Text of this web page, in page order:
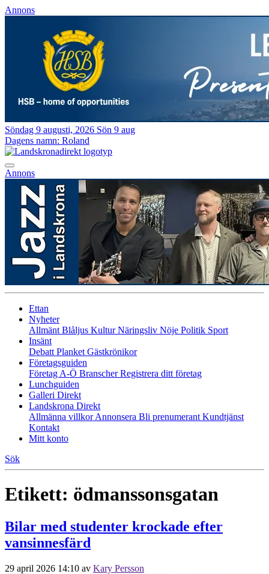
Annons
Söndag 9 augusti, 2026 Sön 9 aug
Dagens namn: Roland
Annons
Ettan
Nyheter
Allmänt Blåljus KulturNäringsliv Nöje Politik Sport
Insänt
Debatt Planket Gästkrönikor
Företagsguiden
Företag A-Ö BranscherRegistrera ditt företag
Lunchguiden
Galleri Direkt
Landskrona Direkt
Allmänna villkorAnnonsera Bli prenumerant Kundtjänst
Kontakt
Mitt konto
Sök
Etikett: ödmanssonsgatan
Bilar med studenter krockade efter
vansinnesfärd
29 april 2026 14:10 av Kary Persson